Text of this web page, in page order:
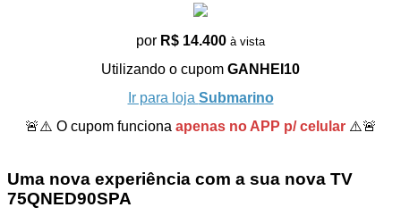
por R$ 14.400 à vista
Utilizando o cupom GANHEI10
Ir para loja Submarino
🚨⚠️ O cupom funciona apenas no APP p/ celular⚠️🚨
Uma nova experiência com a sua nova TV
75QNED90SPA